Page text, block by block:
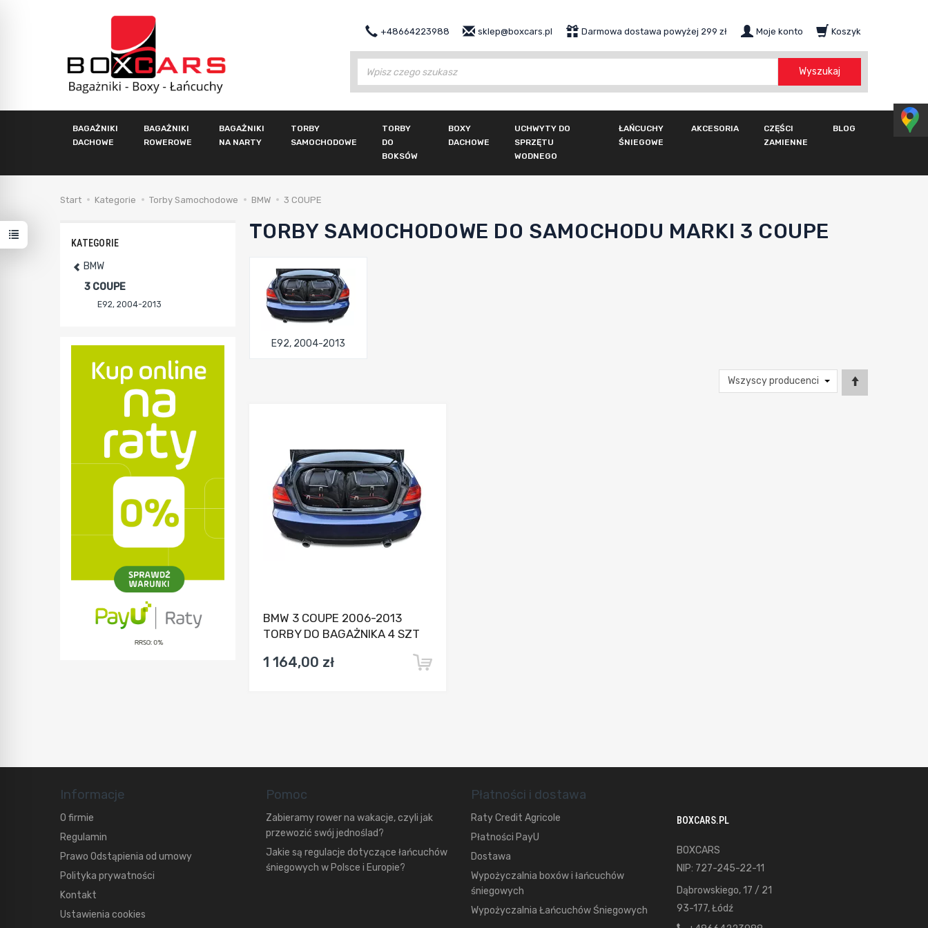
+48664223988 Darmowa dostawa powyżej 299 zł
sklep@boxcars.pl Moje konto Koszyk
Wyszukaj
BAGAŻNIKI
DACHOWE
BAGAŻNIKI
ROWEROWE
BAGAŻNIKI
NA NARTY
TORBY
SAMOCHODOWE
TORBY
DO
BOKSÓW
BOXY
DACHOWE
UCHWYTY DO
SPRZĘTU
WODNEGO
ŁAŃCUCHY
ŚNIEGOWE
AKCESORIA
CZĘŚCI
ZAMIENNE
BLOG
Start Kategorie Torby Samochodowe BMW 3 COUPE
TORBY SAMOCHODOWE DO SAMOCHODU MARKI 3 COUPE
E92, 2004-2013
BMW 3 COUPE 2006-2013
TORBY DO BAGAŻNIKA 4 SZT
1 164,00 zł
KATEGORIE
BMW
3 COUPE
E92, 2004-2013
Informacje
O firmie
Regulamin
Prawo Odstąpienia od umowy
Polityka prywatności
Kontakt
Ustawienia cookies
Pomoc
Zabieramy rower na wakacje, czyli jak
przewozić swój jednoślad?
Jakie są regulacje dotyczące łańcuchów
śniegowych w Polsce i Europie?
Płatności i dostawa
Raty Credit Agricole
Płatności PayU
Dostawa
Wypożyczalnia boxów i łańcuchów
śniegowych
Wypożyczalnia Łańcuchów Śniegowych
BOXCARS.PL
BOXCARS
NIP: 727-245-22-11
Dąbrowskiego, 17 / 21
93-177, Łódź